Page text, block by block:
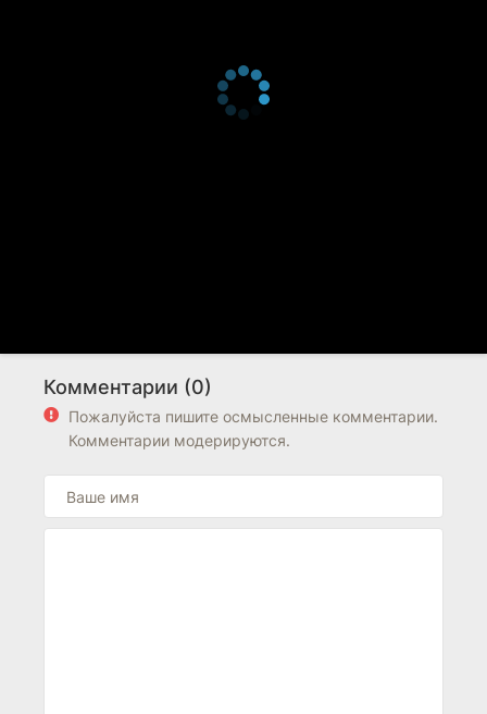
Комментарии (0)
Пожалуйста пишите осмысленные комментарии.
Комментарии модерируются.